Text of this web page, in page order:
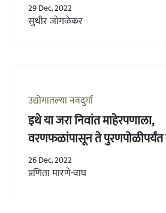
29 Dec. 2022
सुधीर जोगळेकर
उद्योगातल्या नवदुर्गा
इथे या जरा निवांत माहेरपणाला,
वरणफळांपासून ते पुरणपोळीपर्यंत
आम्ही पुरवू!
26 Dec. 2022
प्रणिता मारणे-वाघ